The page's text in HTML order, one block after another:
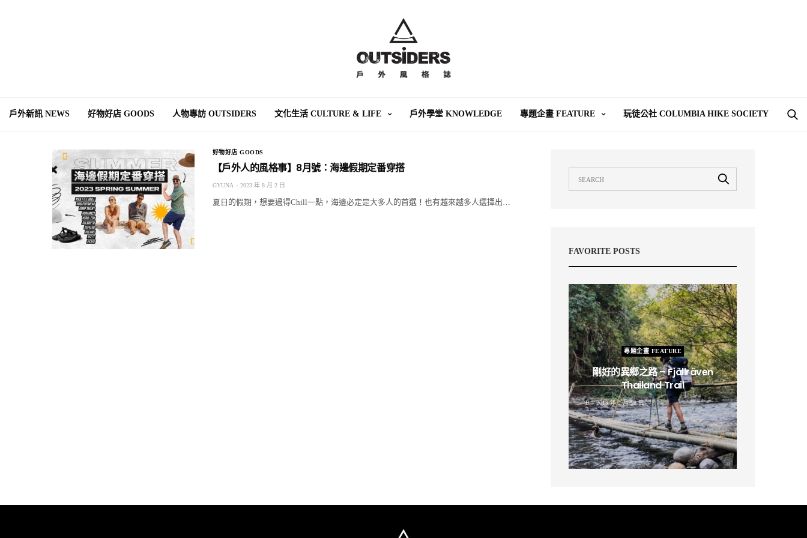
戶外新訊 NEWS 好物好店 GOODS 人物專訪 OUTSIDERS 文化生活 CULTURE & LIFE 戶外學堂 KNOWLEDGE 專題企畫 FEATURE 玩徒公社 COLUMBIA HIKE SOCIETY
好物好店 GOODS
【戶外人的風格事】8月號：海邊假期定番穿搭
GYUNA 2023 年 8 月 2 日
夏日的假期，想要過得Chill一點，海邊必定是大多人的首選！也有越來越多人選擇出…
FAVORITE POSTS
專題企畫 FEATURE
剛好的異鄉之路 – Fjällräven
Thailand Trail
B 2019 年 2 月 12 日